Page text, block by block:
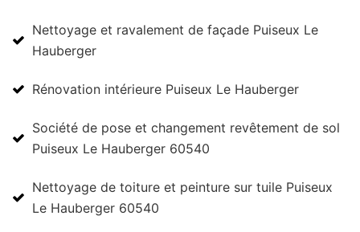
Nettoyage et ravalement de façade Puiseux Le
Hauberger
Rénovation intérieure Puiseux Le Hauberger
Société de pose et changement revêtement de sol
Puiseux Le Hauberger 60540
Nettoyage de toiture et peinture sur tuile Puiseux
Le Hauberger 60540